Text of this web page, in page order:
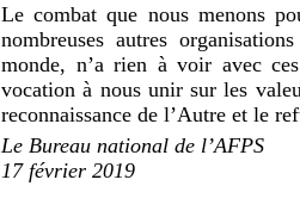
Le combat que nous menons
nombreuses autres
monde, n’a rien à voir avec
vocation à nous unir sur les
reconnaissance de l’Autre et le
Le Bureau national de l’AFPS
17 février 2019